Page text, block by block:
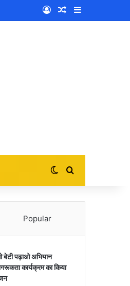
Log InRandom Article
Switch skin
Popular
बेटी पढ़ाओ अभियान
कार्यक्रम का किया